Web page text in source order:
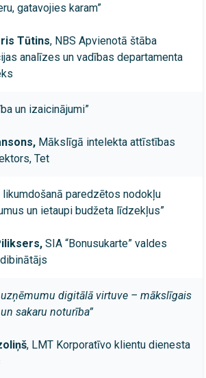
gatavojies karam”
Tūtins, NBS Apvienotā štāba
analīzes un vadības departamenta
un izaicinājumi”
Mākslīgā intelekta attīstības
Tet
likumdošanā paredzētos nodokļu
un ietaupi budžeta līdzekļus”
SIA “Bonusukarte” valdes
uzņēmumu digitālā virtuve – mākslīgais
sakaru noturība”
, LMT Korporatīvo klientu dienesta